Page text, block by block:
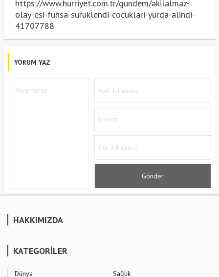
https://www.hurriyet.com.tr/gundem/akilalmaz-
olay-esi-fuhsa-suruklendi-cocuklari-yurda-alindi-
41707788
YORUM YAZ
HAKKIMIZDA
KATEGORİLER
Dünya Sağlık